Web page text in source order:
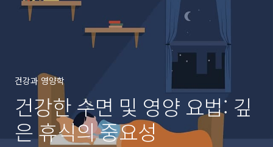
건강과 영양학
건강한 수면 및 영양 요법: 깊
은 휴식의 중요성